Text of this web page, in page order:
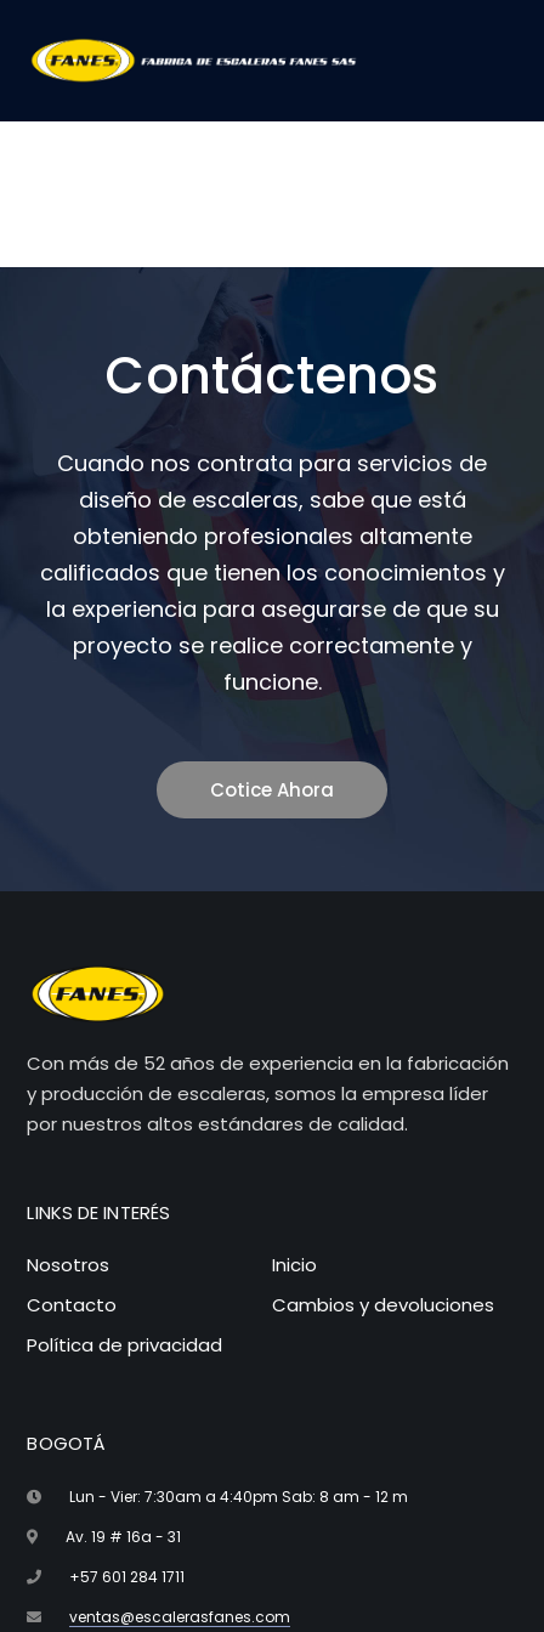
Contáctenos
Cuando nos contrata para servicios de
diseño de escaleras, sabe que está
obteniendo profesionales altamente
calificados que tienen los conocimientos y
la experiencia para asegurarse de que su
proyecto se realice correctamente y
funcione.
Cotice Ahora
Con más de 52 años de experiencia en la fabricación
y producción de escaleras, somos la empresa líder
por nuestros altos estándares de calidad.
LINKS DE INTERÉS
Nosotros
Inicio
Contacto
Cambios y devoluciones
Política de privacidad
BOGOTÁ
Lun - Vier: 7:30am a 4:40pm Sab: 8 am - 12 m
Av. 19 # 16a - 31
+57 601 284 1711
ventas@escalerasfanes.com